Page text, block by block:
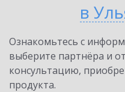
в
Ознакомьтесь с
выберите партнёра и
консультацию,
продукта.